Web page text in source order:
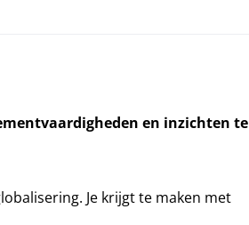
en inzichten te
Je krijgt te maken met